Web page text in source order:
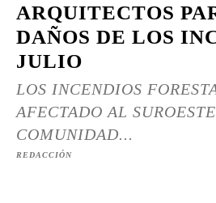
ARQUITECTOS
DAÑOS DE LOS
JULIO
LOS INCENDIOS
AFECTADO AL
COMUNIDAD...
REDACCIÓN